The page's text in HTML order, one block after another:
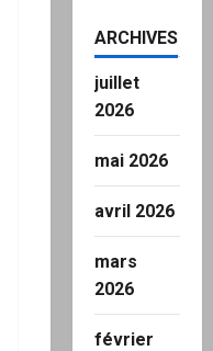
ARCHIVES
juillet
2026
mai 2026
avril 2026
mars
2026
février